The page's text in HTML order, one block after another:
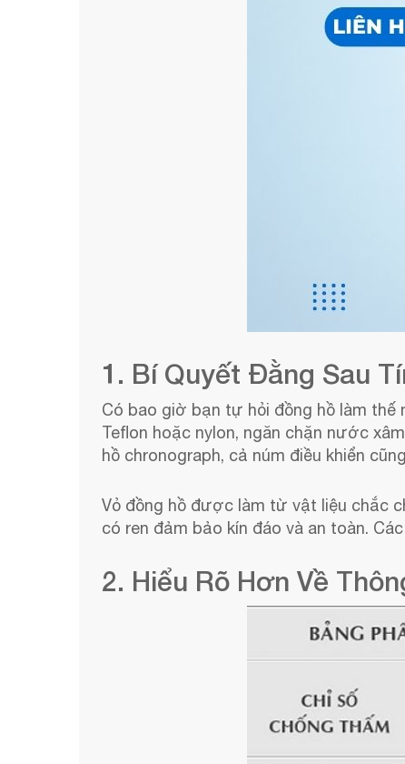
1. Bí Quyết Đằng Sau
Có bao giờ bạn tự hỏi đồng hồ làm thế
Teflon hoặc nylon, ngăn chặn nước
hồ chronograph, cả núm điều khiển
Vỏ đồng hồ được làm từ vật liệu chắc
có ren đảm bảo kín đáo và an toàn.
2. Hiểu Rõ Hơn Về